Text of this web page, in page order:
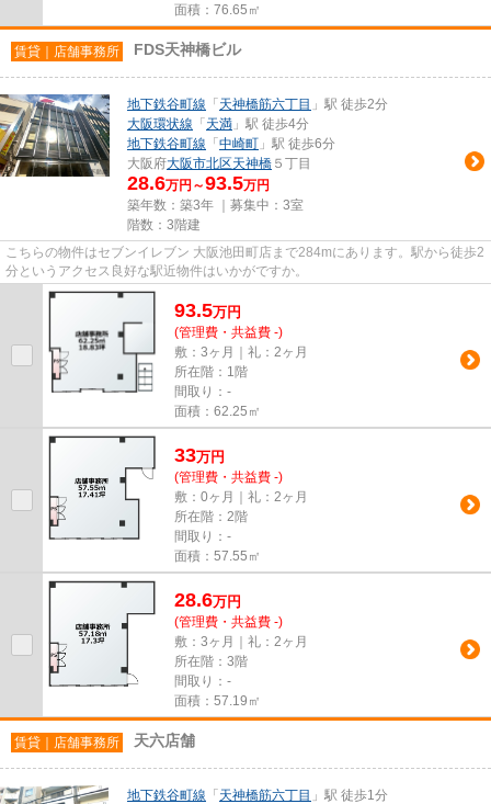
面積：76.65㎡
賃貸｜店舗事務所 FDS天神橋ビル
地下鉄谷町線 「 天神橋筋六丁目 」駅 徒歩2分
大阪環状線 「 天満 」駅 徒歩4分
地下鉄谷町線 「 中崎町 」駅 徒歩6分
大阪府大阪市北区天神橋 ５丁目
28.6万円～93.5万円
築年数：築3年 ｜募集中： 3室
階数：3階建
こちらの物件はセブンイレブン 大阪池田町店まで284mにあります。駅から徒歩2
分というアクセス良好な駅近物件はいかがですか。
93.5万円
(管理費・共益費 -)
敷：3ヶ月｜礼：2ヶ月
所在階：1階
間取り：-
面積：62.25㎡
33万円
(管理費・共益費 -)
敷：0ヶ月｜礼：2ヶ月
所在階：2階
間取り：-
面積：57.55㎡
28.6万円
(管理費・共益費 -)
敷：3ヶ月｜礼：2ヶ月
所在階：3階
間取り：-
面積：57.19㎡
賃貸｜店舗事務所 天六店舗
地下鉄谷町線 「 天神橋筋六丁目 」駅 徒歩1分